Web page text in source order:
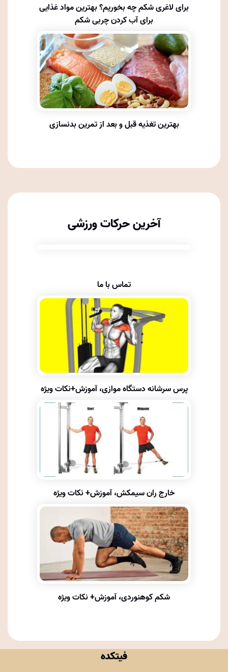
برای لاغری شکم چه بخوریم؟ بهترین مواد غذایی
برای آب کردن چربی شکم
بهترین تغذیه قبل و بعد از تمرین بدنسازی
آخرین حرکات ورزشی
تماس با ما
پرس سرشانه دستگاه موازی، آموزش+نکات ویژه
خارج ران سیمکش، آموزش+ نکات ویژه
شکم کوهنوردی، آموزش+ نکات ویژه
فیتکده